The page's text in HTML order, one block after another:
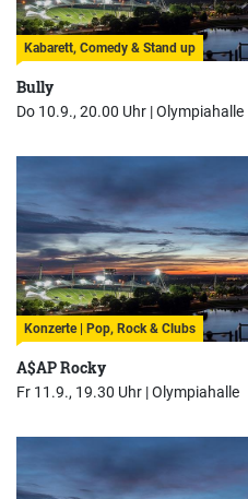
Kabarett, Comedy & Stand up
Bully
Do 10.9., 20.00 Uhr |Olympiahalle
Konzerte | Pop, Rock & Clubs
A$AP Rocky
Fr 11.9., 19.30 Uhr |Olympiahalle